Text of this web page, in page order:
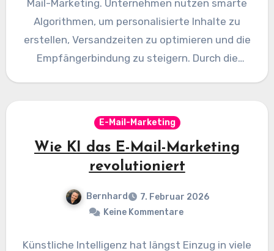
Mail-Marketing. Unternehmen nutzen smarte
Algorithmen, um personalisierte Inhalte zu
erstellen, Versandzeiten zu optimieren und die
Empfängerbindung zu steigern. Durch die
E-Mail-Marketing
Wie KI das E-Mail-Marketing
revolutioniert
Bernhard
7. Februar 2026
Keine Kommentare
Künstliche Intelligenz hat längst Einzug in viele